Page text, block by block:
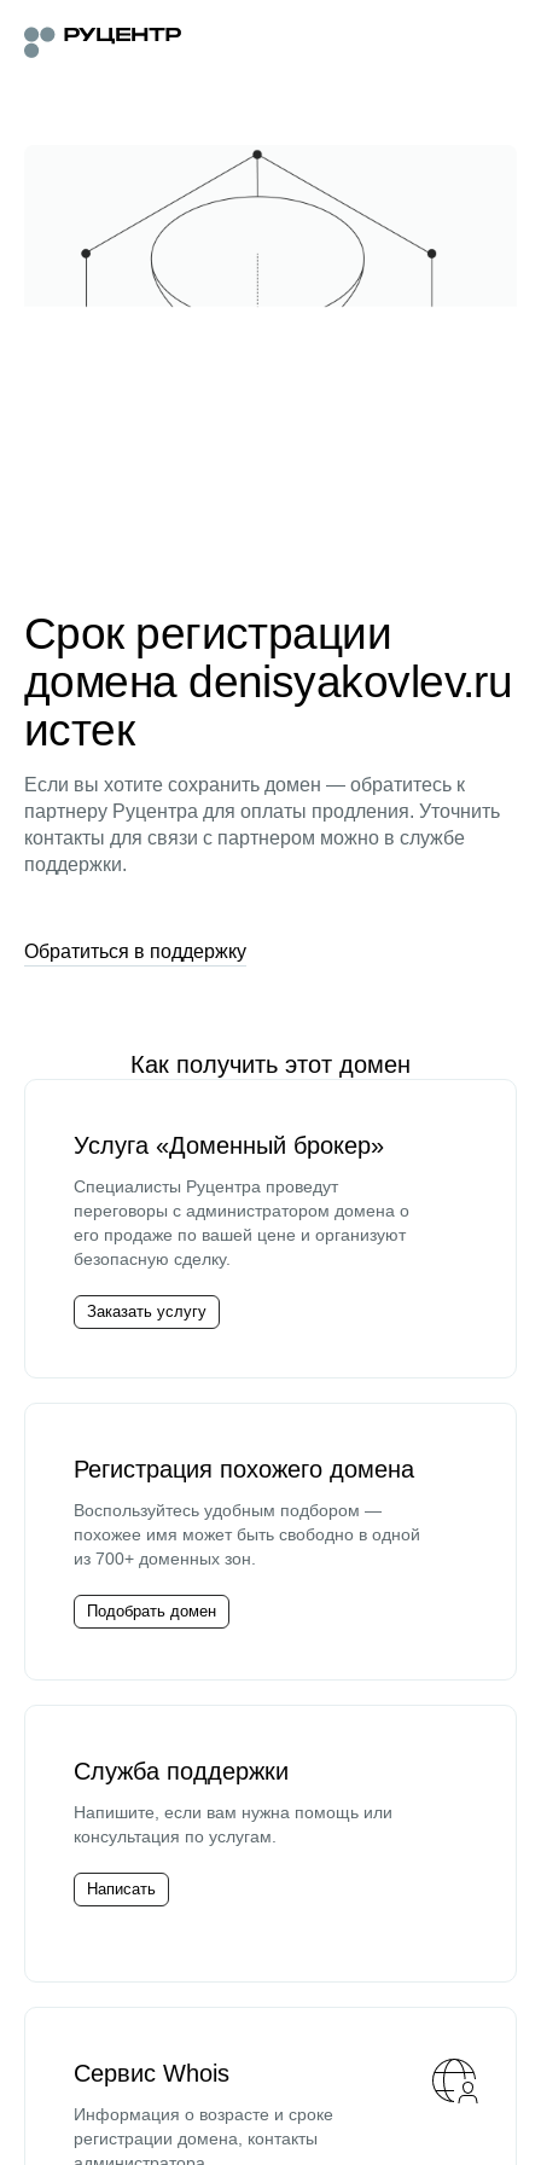
Срок регистрации
домена denisyakovlev.ru
истек
Если вы хотите сохранить домен — обратитесь к
партнеру Руцентра для оплаты продления. Уточнить
контакты для связи с партнером можно в службе
поддержки.
Обратиться в поддержку
Как получить этот домен
Услуга «Доменный брокер»
Специалисты Руцентра проведут
переговоры с администратором домена о
его продаже по вашей цене и организуют
безопасную сделку.
Заказать услугу
Регистрация похожего домена
Воспользуйтесь удобным подбором —
похожее имя может быть свободно в одной
из 700+ доменных зон.
Подобрать домен
Служба поддержки
Напишите, если вам нужна помощь или
консультация по услугам.
Написать
Сервис Whois
Информация о возрасте и сроке
регистрации домена, контакты